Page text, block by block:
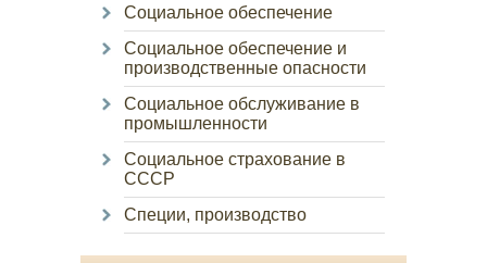
Социальное обеспечение
Социальное обеспечение и
производственные опасности
Социальное обслуживание в
промышленности
Социальное страхование в
СССР
Специи, производство